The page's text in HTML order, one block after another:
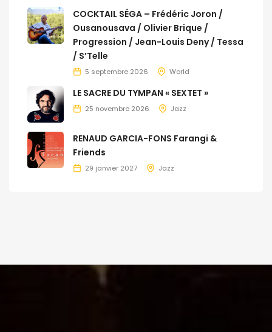
COCKTAIL SÉGA – Frédéric Joron /
Ousanousava / Olivier Brique /
Progression / Jean-Louis Deny / Tessa
/ S’Telle
5 septembre 2026 World
LE SACRE DU TYMPAN « SEXTET »
25 novembre 2026 Jazz
RENAUD GARCIA-FONS Farangi &
Friends
29 janvier 2027 Jazz